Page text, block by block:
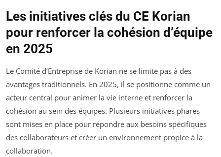
Les initiatives clés du CE Korian
pour renforcer la cohésion d’équipe
en 2025
Le Comité d’Entreprise de Korian ne se limite pas à des
avantages traditionnels. En 2025, il se positionne comme un
acteur central pour animer la vie interne et renforcer la
cohésion au sein des équipes. Plusieurs initiatives phares
sont mises en place pour répondre aux besoins spécifiques
des collaborateurs et créer un environnement propice à la
collaboration.